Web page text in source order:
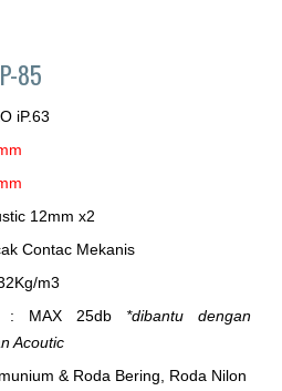
85
iP.63
12mm x2
Contac Mekanis
m3
: MAX 25db *dibantu dengan
Acoutic
& Roda Bering, Roda Nilon